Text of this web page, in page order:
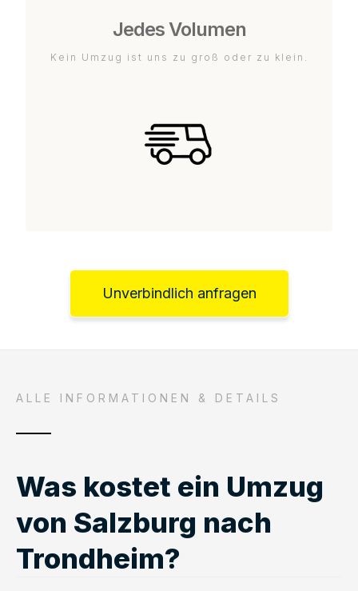
Jedes Volumen
Kein Umzug ist uns zu groß oder zu klein.
Unverbindlich anfragen
ALLE INFORMATIONEN & DETAILS
Was kostet ein Umzug
von Salzburg nach
Trondheim?